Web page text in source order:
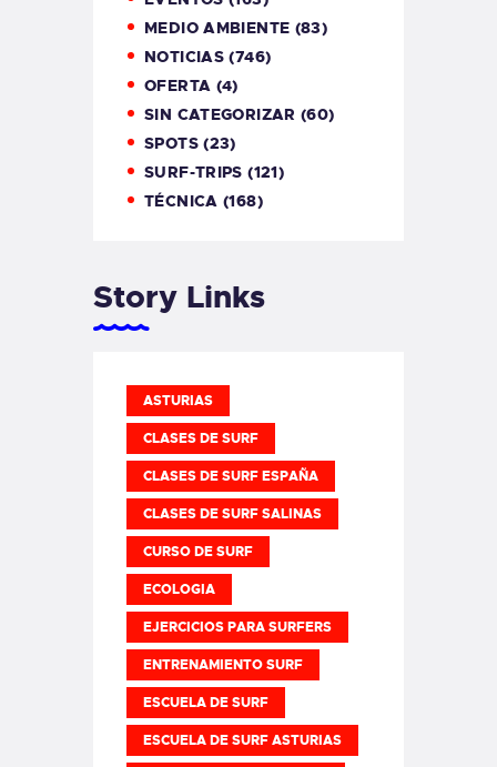
MEDIO AMBIENTE (83)
NOTICIAS (746)
OFERTA (4)
SIN CATEGORIZAR (60)
SPOTS(23)
SURF-TRIPS (121)
TÉCNICA (168)
Story Links
ASTURIAS
CLASES DE SURF
CLASES DE SURF ESPAÑA
CLASES DE SURF SALINAS
CURSO DE SURF
ECOLOGIA
EJERCICIOS PARA SURFERS
ENTRENAMIENTO SURF
ESCUELA DE SURF
ESCUELA DE SURF ASTURIAS